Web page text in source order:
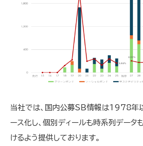
当社では、国内公募ＳＢ情報は1978年
ース化し、個別ディールも時系列データ
けるよう提供しております。